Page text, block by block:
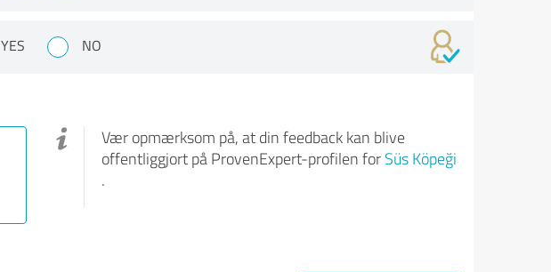
YES NO
Vær opmærksom på, at din feedback kan blive
offentliggjort på ProvenExpert-profilen for Süs Köpeği
.